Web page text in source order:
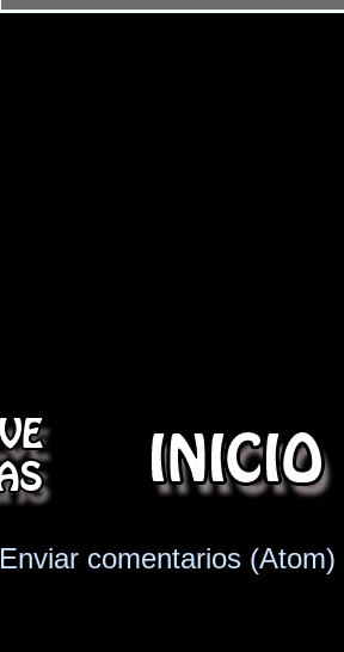
Enviar comentarios (Atom)